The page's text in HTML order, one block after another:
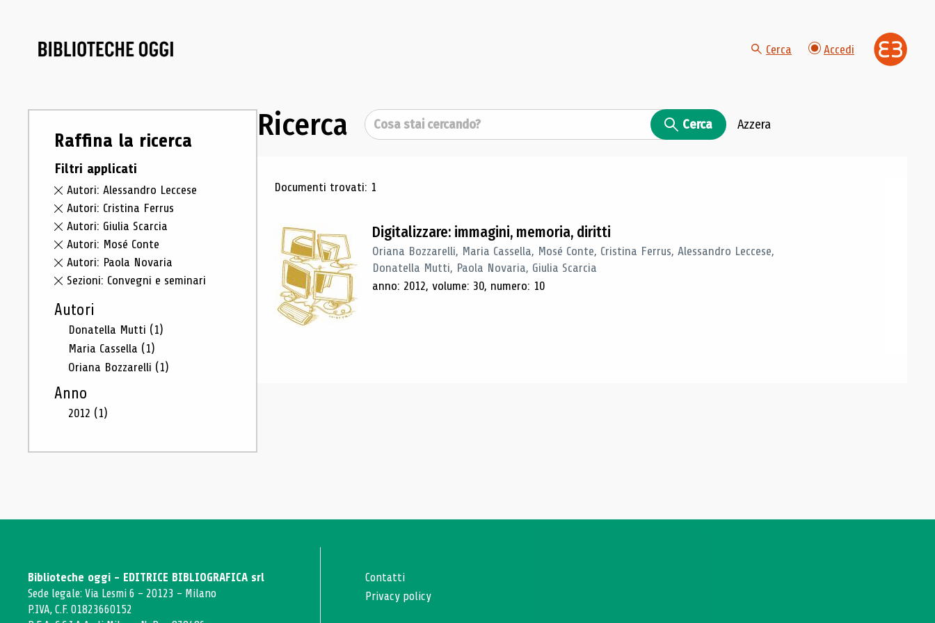
Cerca Accedi
Raffina la ricerca
Filtri applicati
Autori: Alessandro Leccese
Autori: Cristina Ferrus
Autori: Giulia Scarcia
Autori: Mosé Conte
Autori: Paola Novaria
Sezioni: Convegni e seminari
Autori
Donatella Mutti (1)
Maria Cassella (1)
Oriana Bozzarelli (1)
Anno
2012 (1)
Ricerca Cerca Cerca Azzera
Risultati di ricerca
Documenti trovati: 1
Digitalizzare: immagini, memoria, diritti
Oriana Bozzarelli, Maria Cassella, Mosé Conte, Cristina Ferrus, Alessandro Leccese,
Donatella Mutti, Paola Novaria, Giulia Scarcia
anno: 2012, volume: 30, numero: 10
Biblioteche oggi - EDITRICE BIBLIOGRAFICA srl
Sede legale: Via Lesmi 6 - 20123 - Milano
P.IVA, C.F. 01823660152
Contatti
Privacy policy